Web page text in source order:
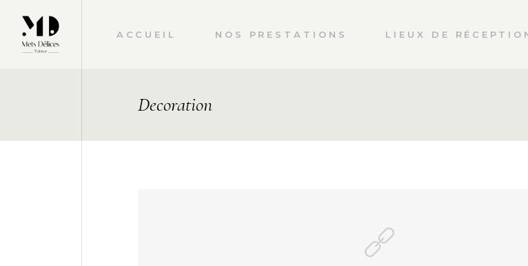
ACCUEIL NOS PRESTATIONS LIEUX DE
Decoration